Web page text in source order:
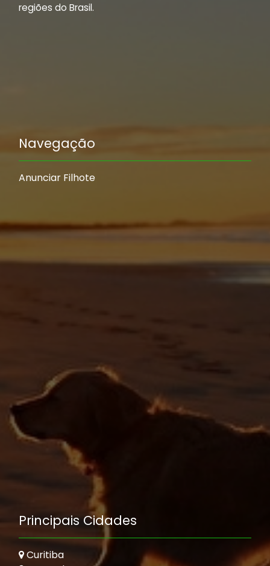
regiões do Brasil.
Navegação
Anunciar Filhote
Principais Cidades
Curitiba